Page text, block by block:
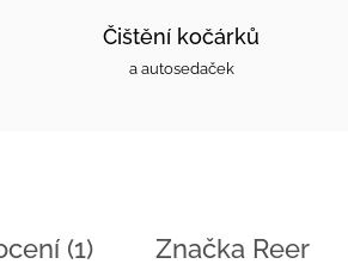
Čištění kočárků
a autosedaček
(1) Značka Reer